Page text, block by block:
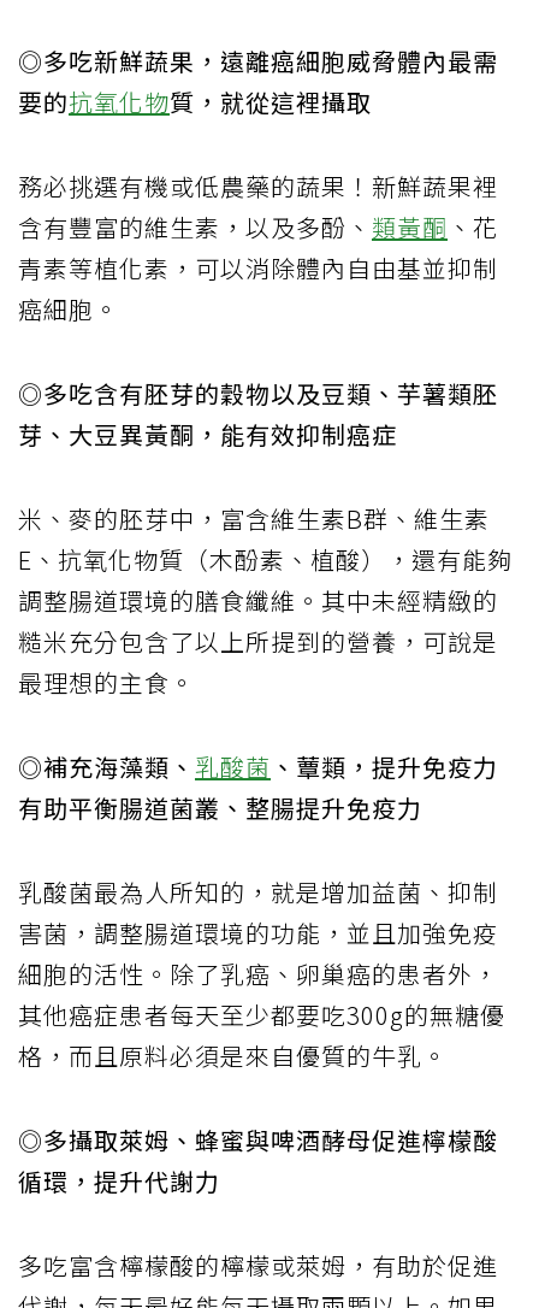
◎多吃新鮮蔬果，遠離癌細胞威脅體內最需
要的抗氧化物質，就從這裡攝取
務必挑選有機或低農藥的蔬果！新鮮蔬果裡
含有豐富的維生素，以及多酚、 類黃酮 、花
青素等植化素，可以消除體內自由基並抑制
癌細胞。
◎多吃含有胚芽的穀物以及豆類、芋薯類胚
芽、大豆異黃酮，能有效抑制癌症
米、麥的胚芽中，富含維生素B群、維生素
E、抗氧化物質（木酚素、植酸），還有能夠
調整腸道環境的膳食纖維。其中未經精緻的
糙米充分包含了以上所提到的營養，可說是
最理想的主食。
◎補充海藻類、 乳酸菌 、蕈類，提升免疫力
有助平衡腸道菌叢、整腸提升免疫力
乳酸菌最為人所知的，就是增加益菌、抑制
害菌，調整腸道環境的功能，並且加強免疫
細胞的活性。除了乳癌、卵巢癌的患者外，
其他癌症患者每天至少都要吃300g的無糖優
格，而且原料必須是來自優質的牛乳。
◎多攝取萊姆、蜂蜜與啤酒酵母促進檸檬酸
循環，提升代謝力
多吃富含檸檬酸的檸檬或萊姆，有助於促進